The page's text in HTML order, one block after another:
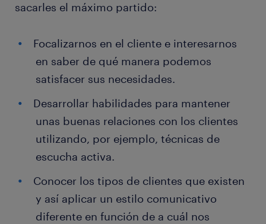
sacarles el máximo partido:
Focalizarnos en el cliente e interesarnos
en saber de qué manera podemos
satisfacer sus necesidades.
Desarrollar habilidades para mantener
unas buenas relaciones con los clientes
utilizando, por ejemplo, técnicas de
escucha activa.
Conocer los tipos de clientes que existen
y así aplicar un estilo comunicativo
diferente en función de a cuál nos